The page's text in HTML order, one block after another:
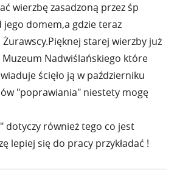
wierzbę zasadzoną przez śp
jego domem,a gdzie teraz
starej wierzby już
Nadwiślańskiego które
ścięło ją w październiku
"poprawiania" niestety mogę
dotyczy również tego co jest
lepiej się do pracy przykładać !